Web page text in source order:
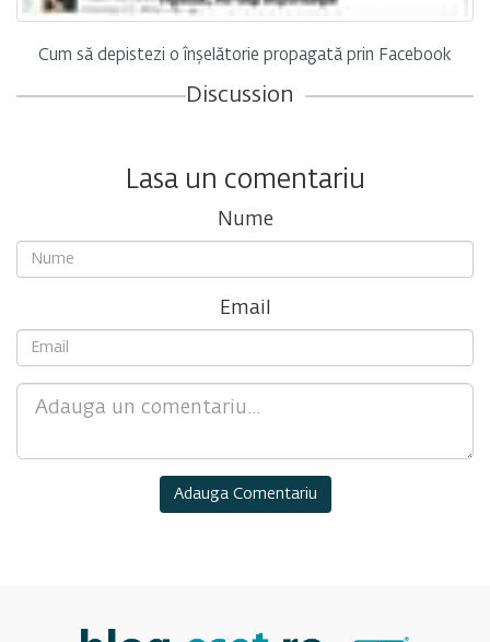
Cum să depistezi o înșelătorie propagată prin Facebook
Discussion
Lasa un comentariu
Nume
Email